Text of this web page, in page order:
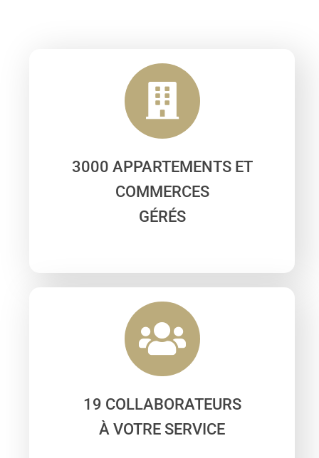
3000 APPARTEMENTS ET
COMMERCES
GÉRÉS
19 COLLABORATEURS
À VOTRE SERVICE